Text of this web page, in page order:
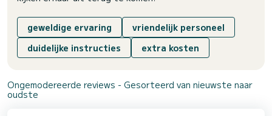
geweldige ervaring
vriendelijk personeel
duidelijke instructies
extra kosten
Ongemodereerde reviews - Gesorteerd van nieuwste naar
oudste